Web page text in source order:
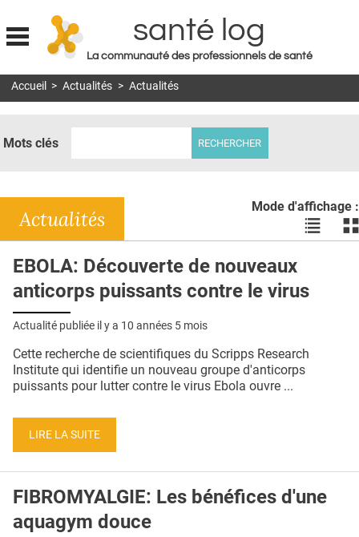
Jump to navigation
santé log
La communauté des professionnels de santé
MON COMPTE
DOSSIERS
RÉSEAUX
E-REVUE SAD
QUI SOMMES-NOUS ?
CONDITIONS GÉNÉRALES
CRÉDITS
Accueil > Actualités > Actualités
Mots clés
Mode d'affichage :
Voir
les
liste
les
Actualités
EBOLA: Découverte de nouveaux
anticorps puissants contre le virus
Actualité publiée il y a 10 années 5 mois
Cette recherche de scientifiques du Scripps Research
Institute qui identifie un nouveau groupe d'anticorps
puissants pour lutter contre le virus Ebola ouvre ...
LIRE LA SUITE
FIBROMYALGIE: Les bénéfices d'une
aquagym douce